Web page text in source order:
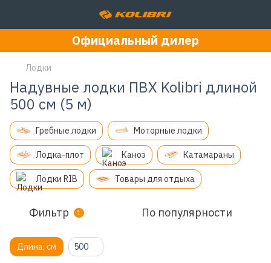
Официальный дилер
Лодки
Надувные лодки ПВХ Kolibri длиной
500 см (5 м)
Гребные лодки Моторные лодки
Лодка-плот Каноэ Катамараны
Лодки RIB Товары для отдыха
Фильтр 1 По популярности
Длина, см 500